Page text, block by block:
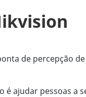
de percepção
ajudar pessoas